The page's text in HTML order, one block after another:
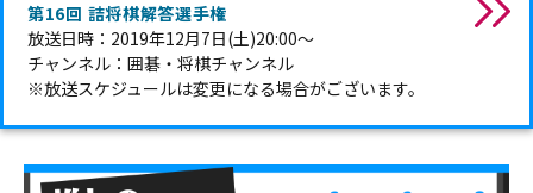
第16回 詰将棋解答選手権
放送日時：2019年12月7日(土)20:00～
チャンネル：囲碁・将棋チャンネル
※放送スケジュールは変更になる場合がございます。